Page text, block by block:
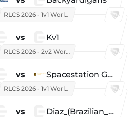
RLCS 2026 - 1v1 World Championship
vs Kv1
RLCS 2026 - 2v2 World Championship
vs Spacestation Gaming
RLCS 2026 - 1v1 World Championship
vs Diaz_(Brazilian_Player)